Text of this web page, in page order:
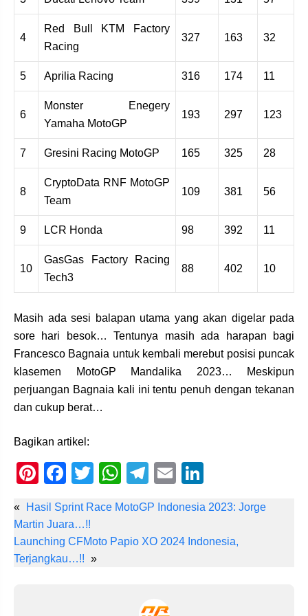
4
Red Bull KTM Factory
Racing
327 163 32
5 Aprilia Racing 316 174 11
6
Monster Enegery
Yamaha MotoGP
193 297 123
7 Gresini Racing MotoGP 165 325 28
8
CryptoData RNF MotoGP
Team
109 381 56
9 LCR Honda 98 392 11
10
GasGas Factory Racing
Tech3
88 402 10
Masih ada sesi balapan utama yang akan digelar pada
sore hari besok… Tentunya masih ada harapan bagi
Francesco Bagnaia untuk kembali merebut posisi puncak
klasemen MotoGP Mandalika 2023… Meskipun
perjuangan Bagnaia kali ini tentu penuh dengan tekanan
dan cukup berat…
Bagikan artikel:
Pi
er
e
st
F
c
e
b
T
tt
er
W
at
s
T
e
gr
E
ail k
e
«
Hasil Sprint Race MotoGP Indonesia 2023: Jorge
Martin Juara…!!
Launching CFMoto Papio XO 2024 Indonesia,
Terjangkau…!! »